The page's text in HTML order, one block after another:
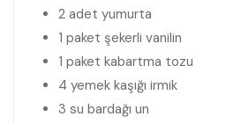
2 adet yumurta
1 paket şekerli vanilin
1 paket kabartma tozu
4 yemek kaşığı irmik
3 su bardağı un